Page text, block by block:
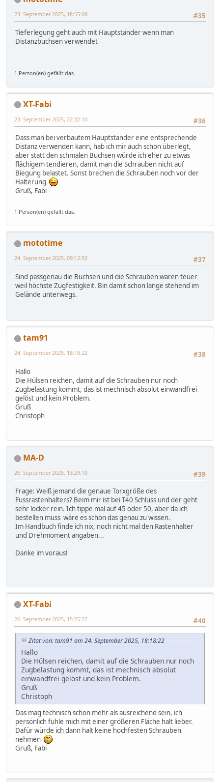
#35
23. September 2025, 18:55:08
Tieferlegung geht auch mit Hauptständer wenn man
Distanzbuchsen verwendet
1 Person(en) gefällt das.
XT-Fabi
#36
23. September 2025, 22:32:10
Dass man bei verbautem Hauptständer eine entsprechende
Distanz verwenden kann, hab ich mir auch schon überlegt,
aber statt den schmalen Buchsen würde ich eher zu etwas
flächigem tendieren, damit man die Schrauben nicht auf
Biegung belastet. Sonst brechen die Schrauben noch vor der
Halterung
Gruß, Fabi
1 Person(en) gefällt das.
mototime
#37
24. September 2025, 09:12:50
Sind passgenau die Buchsen und die Schrauben waren teuer
weil höchste Zugfestigkeit. Bin damit schon lange stehend im
Gelände unterwegs.
tam91
#38
24. September 2025, 18:18:22
Hallo
Die Hülsen reichen, damit auf die Schrauben nur noch
Zugbelastung kommt, das ist mechnisch absolut einwandfrei
gelöst und kein Problem.
Gruß
Christoph
MA-D
#39
26. September 2025, 13:29:10
Frage: Weiß jemand die genaue Torxgröße des
Fussrastenhalters? Beim mir ist bei T40 Schluss und der geht
sehr locker rein. Ich tippe mal auf 45 oder 50, aber da ich
bestellen muss wäre es schön das genau zu wissen.
Im Handbuch finde ich nix, noch nicht mal den Rastenhalter
und Drehmoment angaben...
Danke im voraus!
XT-Fabi
#40
26. September 2025, 15:25:27
Zitat von: tam91 am 24. September 2025, 18:18:22
Hallo
Die Hülsen reichen, damit auf die Schrauben nur noch
Zugbelastung kommt, das ist mechnisch absolut
einwandfrei gelöst und kein Problem.
Gruß
Christoph
Das mag technisch schon mehr als ausreichend sein, ich
persönlich fühle mich mit einer größeren Fläche halt lieber.
Dafür würde ich dann halt keine hochfesten Schrauben
nehmen
Gruß, Fabi